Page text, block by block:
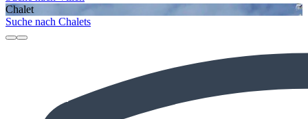
Chalet
Suche nach Chalets